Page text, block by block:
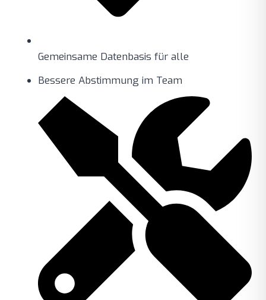
Gemeinsame Datenbasis für alle
Bessere Abstimmung im Team